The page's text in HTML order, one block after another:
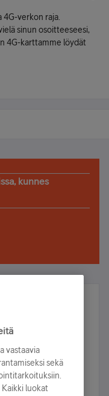
4G-verkon raja.
sinun osoitteeseesi,
4G-karttamme löydät
kunnes
arvonnassa.
vastaavia
sekä
luokat